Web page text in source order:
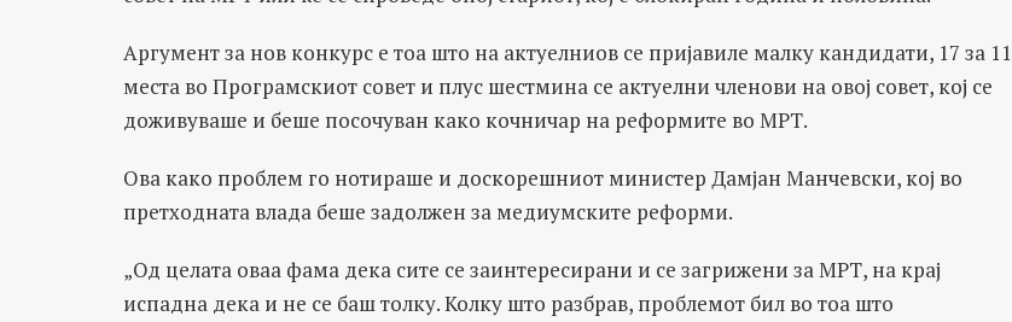
Аргумент за нов конкурс е тоа што на актуелниов се пријавиле малку кандидати, 17 за 11
места во Програмскиот совет и плус шестмина се актуелни членови на овој совет, кој се
доживуваше и беше посочуван како кочничар на реформите во МРТ.
Ова како проблем го нотираше и доскорешниот министер Дамјан Манчевски, кој во
претходната влада беше задолжен за медиумските реформи.
„Од целата оваа фама дека сите се заинтересирани и се загрижени за МРТ, на крај
испадна дека и не се баш толку. Колку што разбрав, проблемот бил во тоа што